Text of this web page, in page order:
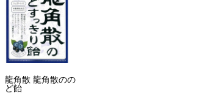
龍角散 龍角散のの
ど飴